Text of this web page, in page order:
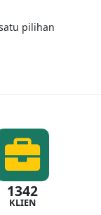
pilihan
1342
KLIEN